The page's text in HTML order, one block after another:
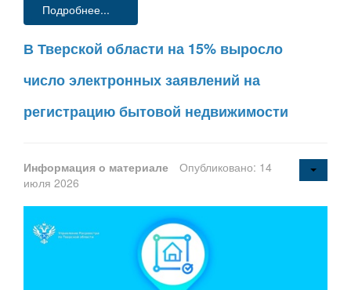
Подробнее...
В Тверской области на 15% выросло
число электронных заявлений на
регистрацию бытовой недвижимости
Информация о материале
Опубликовано: 14
июля 2026